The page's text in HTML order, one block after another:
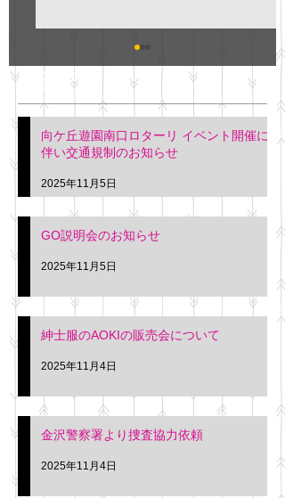
階会議室にてGOの説明会
を行います。 神奈川個人
タクシー協同組合 専務 佐
久間
最新記事
向ケ丘遊園南口ロターリ イベント開催に
伴い交通規制のお知らせ
2025年11月5日
GO説明会のお知らせ
2025年11月5日
紳士服のAOKIの販売会について
2025年11月4日
金沢警察署より捜査協力依頼
2025年11月4日